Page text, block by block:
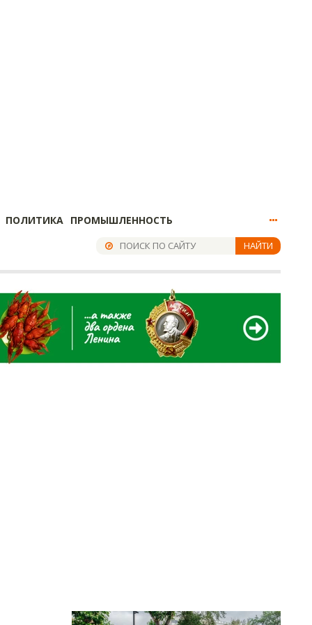
ПОЛИТИКА ПРОМЫШЛЕННОСТЬ
НАЙТИ